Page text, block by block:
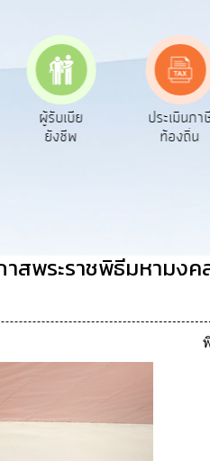
ประเมินภาษี
ท้องถิ่น
ทะเบียน
พาณิชย์
สพระราชพิธีมหามงค